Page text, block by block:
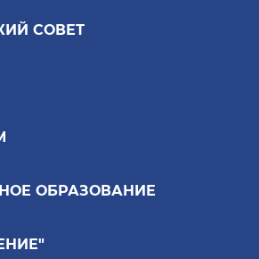
СОВЕТ
ОБРАЗОВАНИЕ